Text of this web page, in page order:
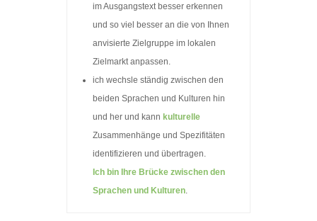
im Ausgangstext besser erkennen
und so viel besser an die von Ihnen
anvisierte Zielgruppe im lokalen
Zielmarkt anpassen.
ich wechsle ständig zwischen den
beiden Sprachen und Kulturen hin
und her und kann kulturelle
Zusammenhänge und Spezifitäten
identifizieren und übertragen.
Ich bin Ihre Brücke zwischen den
Sprachen und Kulturen.